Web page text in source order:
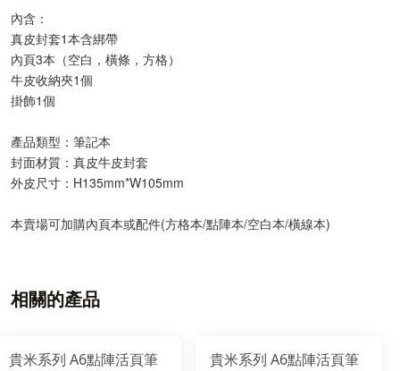
內含：
真皮封套1本含綁帶
內頁3本（空白，橫條，方格）
牛皮收納夾1個
掛飾1個
產品類型：筆記本
封面材質：真皮牛皮封套
外皮尺寸：H135mm*W105mm
本賣場可加購內頁本或配件(方格本/點陣本/空白本/橫線本)
相關的產品
貴米系列 A6點陣活頁筆
貴米系列 A6點陣活頁筆